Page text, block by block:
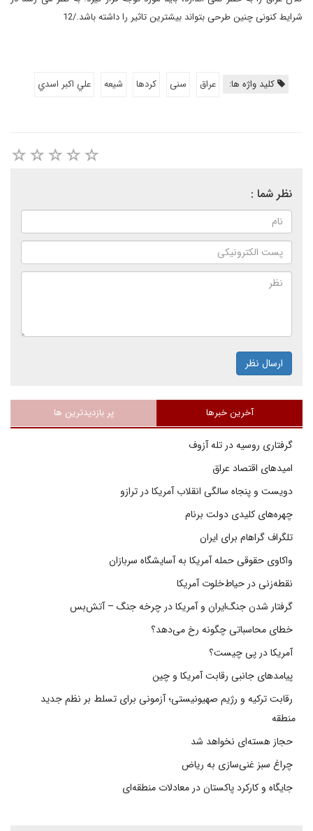
شرایط کنونی چنین طرحی بتواند بیشترین تاثیر را داشته باشد./12
کلید واژه ها: عراق سنی کردها شيعه علي اكبر اسدي
نظر شما :
ارسال نظر
آخرین خبرها پر بازدیدترین ها
گرفتاری روسیه در تله آزوف
امیدهای اقتصاد عراق
دویست و پنجاه سالگی انقلاب آمریکا در ترازو
چهره‌های کلیدی دولت برنام
تلگراف گراهام برای ایران
واکاوی حقوقی حمله آمریکا به آسایشگاه سربازان
نقطه‌زنی در حیاط‌خلوت آمریکا
گرفتار شدن جنگ‌ایران و آمریکا در چرخه جنگ – آتش‌بس
خطای محاسباتی چگونه رخ می‌دهد؟
آمریکا در پی چیست؟
پیامدهای جانبی رقابت آمریکا و چین
رقابت ترکیه و رژیم صهیونیستی؛ آزمونی برای تسلط بر نظم جدید
منطقه
حجاز هسته‌ای نخواهد شد
چراغ سبز غنی‌سازی به ریاض
جایگاه و کارکرد پاکستان در معادلات منطقه‌ای